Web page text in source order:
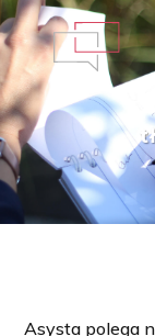
Asysta polega